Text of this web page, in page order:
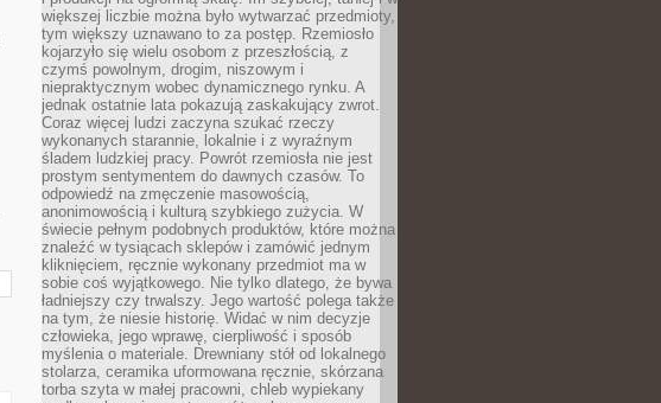
większej liczbie można było wytwarzać przedmioty,
tym większy uznawano to za postęp. Rzemiosło
kojarzyło się wielu osobom z przeszłością, z
czymś powolnym, drogim, niszowym i
niepraktycznym wobec dynamicznego rynku. A
jednak ostatnie lata pokazują zaskakujący zwrot.
Coraz więcej ludzi zaczyna szukać rzeczy
wykonanych starannie, lokalnie i z wyraźnym
śladem ludzkiej pracy. Powrót rzemiosła nie jest
prostym sentymentem do dawnych czasów. To
odpowiedź na zmęczenie masowością,
anonimowością i kulturą szybkiego zużycia. W
świecie pełnym podobnych produktów, które można
znaleźć w tysiącach sklepów i zamówić jednym
kliknięciem, ręcznie wykonany przedmiot ma w
sobie coś wyjątkowego. Nie tylko dlatego, że bywa
ładniejszy czy trwalszy. Jego wartość polega także
na tym, że niesie historię. Widać w nim decyzje
człowieka, jego wprawę, cierpliwość i sposób
myślenia o materiale. Drewniany stół od lokalnego
stolarza, ceramika uformowana ręcznie, skórzana
torba szyta w małej pracowni, chleb wypiekany